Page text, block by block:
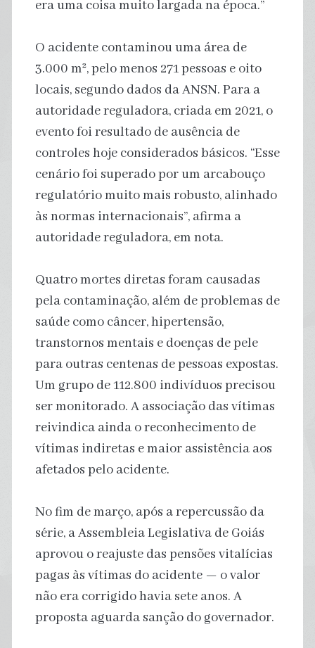
era uma coisa muito largada na época.”
O acidente contaminou uma área de
3.000 m², pelo menos 271 pessoas e oito
locais, segundo dados da ANSN. Para a
autoridade reguladora, criada em 2021, o
evento foi resultado de ausência de
controles hoje considerados básicos. “Esse
cenário foi superado por um arcabouço
regulatório muito mais robusto, alinhado
às normas internacionais”, afirma a
autoridade reguladora, em nota.
Quatro mortes diretas foram causadas
pela contaminação, além de problemas de
saúde como câncer, hipertensão,
transtornos mentais e doenças de pele
para outras centenas de pessoas expostas.
Um grupo de 112.800 indivíduos precisou
ser monitorado. A associação das vítimas
reivindica ainda o reconhecimento de
vítimas indiretas e maior assistência aos
afetados pelo acidente.
No fim de março, após a repercussão da
série, a Assembleia Legislativa de Goiás
aprovou o reajuste das pensões vitalícias
pagas às vítimas do acidente — o valor
não era corrigido havia sete anos. A
proposta aguarda sanção do governador.